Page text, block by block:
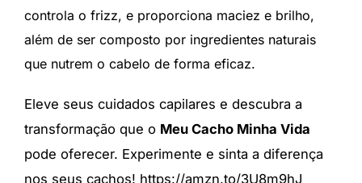
controla o frizz, e proporciona maciez e brilho,
além de ser composto por ingredientes naturais
que nutrem o cabelo de forma eficaz.
Eleve seus cuidados capilares e descubra a
transformação que o Meu Cacho Minha Vida
pode oferecer. Experimente e sinta a diferença
nos seus cachos! https://amzn.to/3U8m9hJ